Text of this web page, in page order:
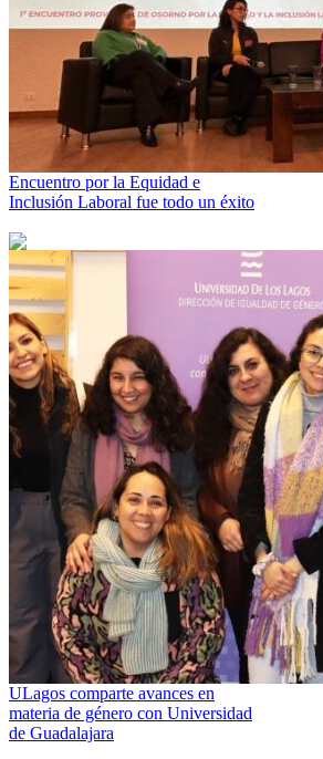
Encuentro por la Equidad e
Inclusión Laboral fue todo un éxito
ULagos comparte avances en
materia de género con Universidad
de Guadalajara